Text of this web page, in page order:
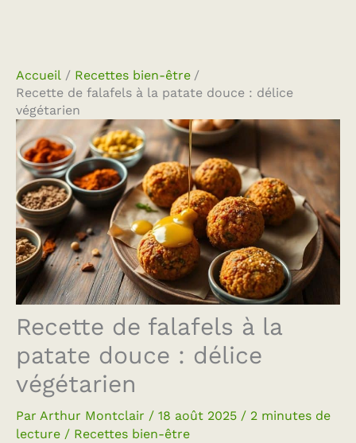
Accueil
Recettes bien-être
Recette de falafels à la patate douce : délice
végétarien
Recette de falafels à la
patate douce : délice
végétarien
Par Arthur Montclair / 18 août 2025 / 2 minutes de
lecture / Recettes bien-être